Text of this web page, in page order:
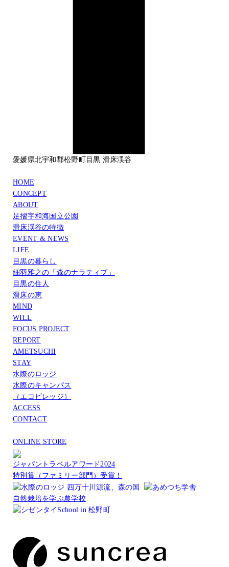
愛媛県北宇和郡松野町目黒 滑床渓谷
HOME
CONCEPT
ABOUT
足摺宇和海国立公園
滑床渓谷の特徴
EVENT & NEWS
LIFE
目黒の暮らし
細羽雅之の「森のナラティブ」
目黒の住人
滑床の恵
MIND
WILL
FOCUS PROJECT
REPORT
AMETSUCHI
STAY
水際のロッジ
水際のキャンパス
（エコビレッジ）
ACCESS
CONTACT
ONLINE STORE
ジャパントラベルアワード2024
特別賞（ファミリー部門）受賞！
自然栽培を学ぶ農学校